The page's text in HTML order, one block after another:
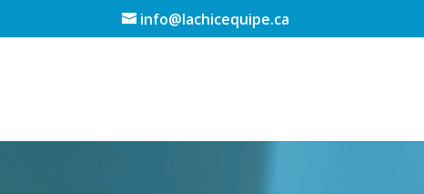
info@lachicequipe.ca